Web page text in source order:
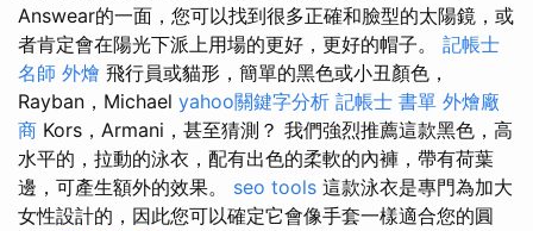
Answear的一面，您可以找到很多正確和臉型的太陽鏡，或
者肯定會在陽光下派上用場的更好，更好的帽子。 記帳士
名師 外燴 飛行員或貓形，簡單的黑色或小丑顏色，
Rayban，Michael yahoo關鍵字分析 記帳士 書單 外燴廠
商 Kors，Armani，甚至猜測？ 我們強烈推薦這款黑色，高
水平的，拉動的泳衣，配有出色的柔軟的內褲，帶有荷葉
邊，可產生額外的效果。 seo tools 這款泳衣是專門為加大
女性設計的，因此您可以確定它會像手套一樣適合您的圓